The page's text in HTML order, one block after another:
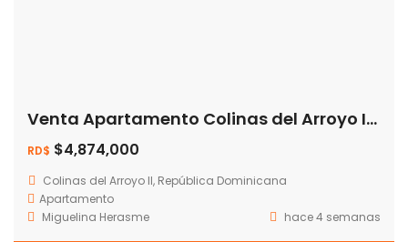
Venta Apartamento Colinas del Arroyo II – Jacobo Majluta
RD$ $4,874,000
Colinas del Arroyo II, República Dominicana
Apartamento
Miguelina Herasme
hace 4 semanas